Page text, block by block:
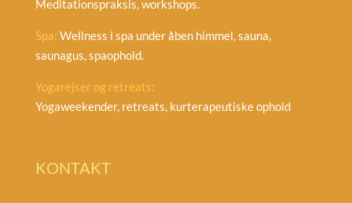
Meditationspraksis, workshops.
Spa: Wellness i spa under åben himmel, sauna,
saunagus, spaophold.
Yogarejser og retreats:
Yogaweekender, retreats, kurterapeutiske ophold
KONTAKT